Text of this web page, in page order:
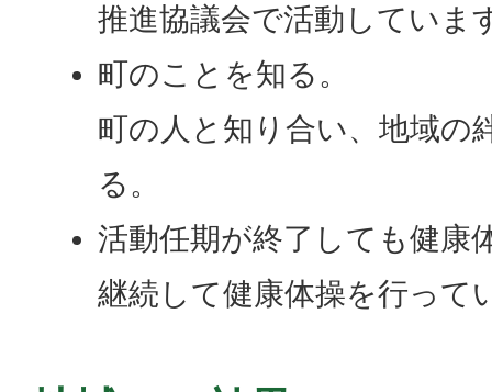
推進協議会で活動していま
町のことを知る。
町の人と知り合い、地域の
る。
活動任期が終了しても健康
継続して健康体操を行って